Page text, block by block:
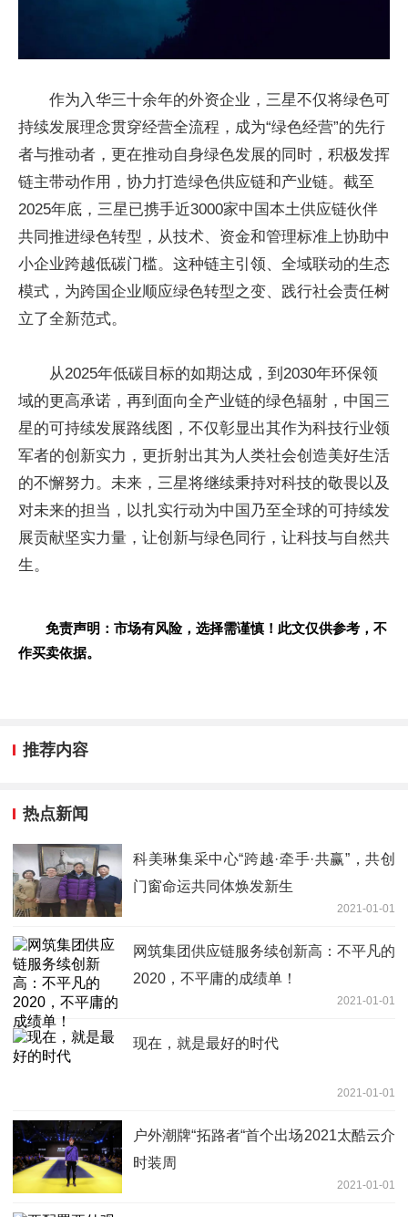
作为入华三十余年的外资企业，三星不仅将绿色可
持续发展理念贯穿经营全流程，成为“绿色经营”的先行
者与推动者，更在推动自身绿色发展的同时，积极发挥
链主带动作用，协力打造绿色供应链和产业链。截至
2025年底，三星已携手近3000家中国本土供应链伙伴
共同推进绿色转型，从技术、资金和管理标准上协助中
小企业跨越低碳门槛。这种链主引领、全域联动的生态
模式，为跨国企业顺应绿色转型之变、践行社会责任树
立了全新范式。
从2025年低碳目标的如期达成，到2030年环保领
域的更高承诺，再到面向全产业链的绿色辐射，中国三
星的可持续发展路线图，不仅彰显出其作为科技行业领
军者的创新实力，更折射出其为人类社会创造美好生活
的不懈努力。未来，三星将继续秉持对科技的敬畏以及
对未来的担当，以扎实行动为中国乃至全球的可持续发
展贡献坚实力量，让创新与绿色同行，让科技与自然共
生。
免责声明：市场有风险，选择需谨慎！此文仅供参考，不
作买卖依据。
推荐内容
热点新闻
科美琳集采中心“跨越·牵手·共赢”，共创
门窗命运共同体焕发新生
2021-01-01
网筑集团供应链服务续创新高：不平凡的
2020，不平庸的成绩单！
2021-01-01
现在，就是最好的时代
2021-01-01
户外潮牌“拓路者“首个出场2021太酷云介
时装周
2021-01-01